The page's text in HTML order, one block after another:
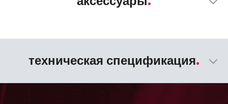
техническая спецификация